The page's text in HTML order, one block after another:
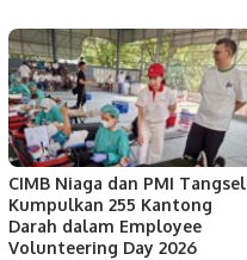
CIMB Niaga dan PMI Tangsel
Kumpulkan 255 Kantong
Darah dalam Employee
Volunteering Day 2026